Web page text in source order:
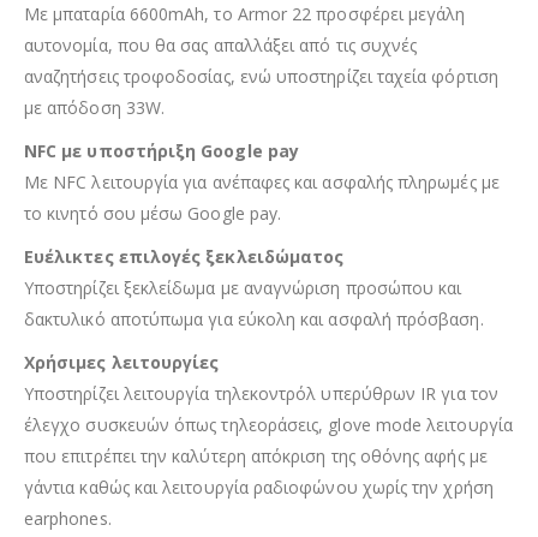
Με μπαταρία 6600mAh, το Armor 22 προσφέρει μεγάλη
αυτονομία, που θα σας απαλλάξει από τις συχνές
αναζητήσεις τροφοδοσίας, ενώ υποστηρίζει ταχεία φόρτιση
με απόδοση 33W.
NFC με υποστήριξη Google pay
Με NFC λειτουργία για ανέπαφες και ασφαλής πληρωμές με
το κινητό σου μέσω Google pay.
Ευέλικτες επιλογές ξεκλειδώματος
Υποστηρίζει ξεκλείδωμα με αναγνώριση προσώπου και
δακτυλικό αποτύπωμα για εύκολη και ασφαλή πρόσβαση.
Χρήσιμες λειτουργίες
Υποστηρίζει λειτουργία τηλεκοντρόλ υπερύθρων IR για τον
έλεγχο συσκευών όπως τηλεοράσεις, glove mode λειτουργία
που επιτρέπει την καλύτερη απόκριση της οθόνης αφής με
γάντια καθώς και λειτουργία ραδιοφώνου χωρίς την χρήση
earphones.